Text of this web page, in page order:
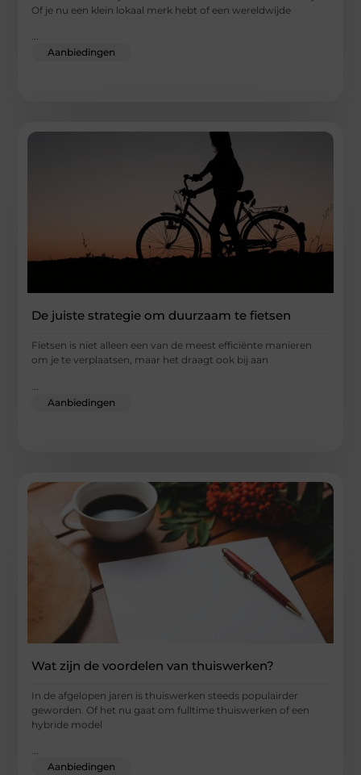
Of je nu een klein lokaal merk hebt of een wereldwijde
...
Aanbiedingen
De juiste strategie om duurzaam te fietsen
Fietsen is niet alleen een van de meest efficiënte manieren
om je te verplaatsen, maar het draagt ook bij aan
Aanbiedingen
Wat zijn de voordelen van thuiswerken?
In de afgelopen jaren is thuiswerken steeds populairder
geworden. Of het nu gaat om fulltime thuiswerken of een
hybride model
...
Aanbiedingen